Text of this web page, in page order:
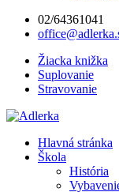
02/64361041
Žiacka knižka
Suplovanie
Stravovanie
Hlavná stránka
Škola
História